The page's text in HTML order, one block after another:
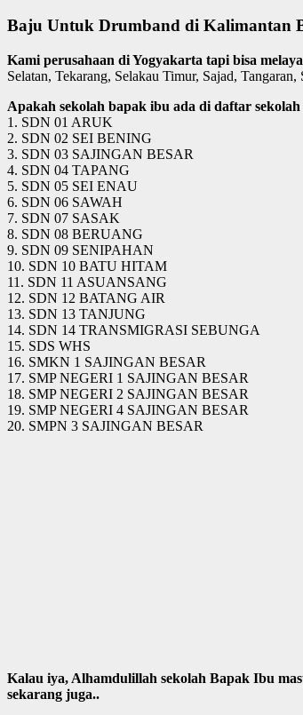
Baju Untuk Drumband di Kalimantan
Kami perusahaan di Yogyakarta tapi bisa
Selatan, Tekarang, Selakau Timur, Sajad,
Apakah sekolah bapak ibu ada di daftar sekolah
1. SDN 01 ARUK
2. SDN 02 SEI BENING
3. SDN 03 SAJINGAN BESAR
4. SDN 04 TAPANG
5. SDN 05 SEI ENAU
6. SDN 06 SAWAH
7. SDN 07 SASAK
8. SDN 08 BERUANG
9. SDN 09 SENIPAHAN
10. SDN 10 BATU HITAM
11. SDN 11 ASUANSANG
12. SDN 12 BATANG AIR
13. SDN 13 TANJUNG
14. SDN 14 TRANSMIGRASI SEBUNGA
15. SDS WHS
16. SMKN 1 SAJINGAN BESAR
17. SMP NEGERI 1 SAJINGAN BESAR
18. SMP NEGERI 2 SAJINGAN BESAR
19. SMP NEGERI 4 SAJINGAN BESAR
20. SMPN 3 SAJINGAN BESAR
Kalau iya, Alhamdulillah sekolah Bapak Ibu
sekarang juga..